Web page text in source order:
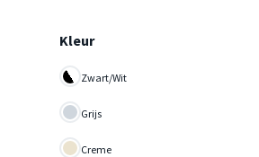
Kleur
Zwart/Wit
Grijs
Creme